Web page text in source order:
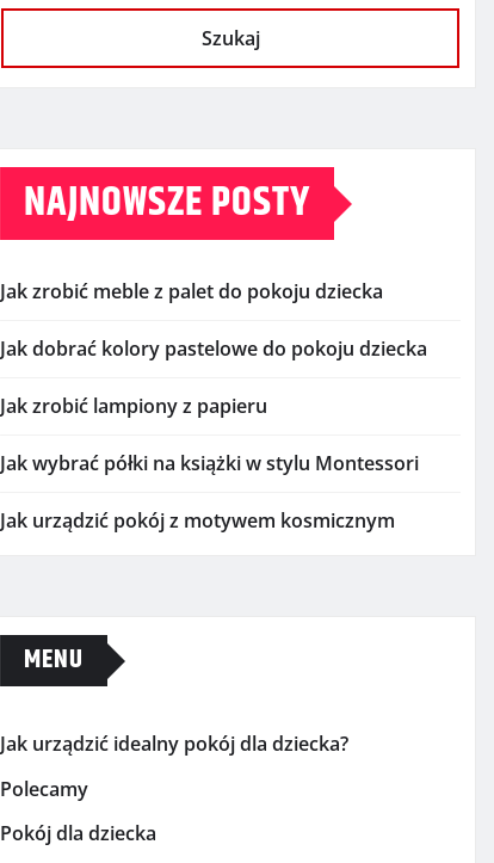
Szukaj
NAJNOWSZE POSTY
Jak zrobić meble z palet do pokoju dziecka
Jak dobrać kolory pastelowe do pokoju dziecka
Jak zrobić lampiony z papieru
Jak wybrać półki na książki w stylu Montessori
Jak urządzić pokój z motywem kosmicznym
MENU
Jak urządzić idealny pokój dla dziecka?
Polecamy
Pokój dla dziecka